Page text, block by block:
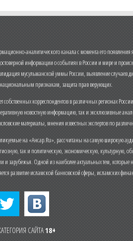
аналитического канала с момента его появления
информации о событиях в России и мире и
мусульманской уммы России, выявление случаев
признакам, защита прав верующих.
собственных корреспондентов в различных регионах
новостную информацию, так и эксклюзивные
материалы, мнения известных экспертов по
на «Ансар.Ru», рассчитаны на самую широкую
так и политическую, экономическую, культурную,
и зарубежья. Одной из наиболее актуальных тем, которые
развитие исламской банковской сферы, исламских
САЙТА18+